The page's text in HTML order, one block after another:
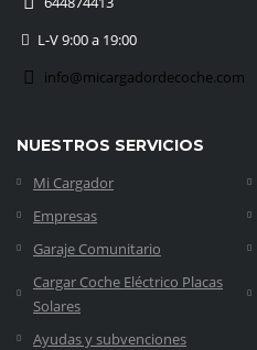
L-V 9:00 a 19:00
info@micargadordecoche.com
NUESTROS SERVICIOS
Mi Cargador
Empresas
Garaje Comunitario
Cargar Coche Eléctrico Placas
Solares
Ayudas y subvenciones